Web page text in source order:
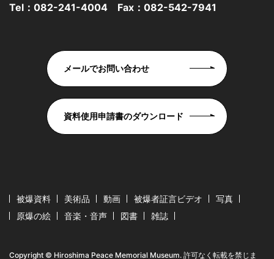
Tel： 082-241-4004 Fax：082-542-7941
メールでお問い合わせ
資料使用申請書のダウンロード
被爆資料 美術品 動画 被爆者証言ビデオ
写真
原爆の絵
音楽・音声 図書 雑誌
Copyright © Hiroshima Peace Memorial Museum. 許可なく転載を禁じま